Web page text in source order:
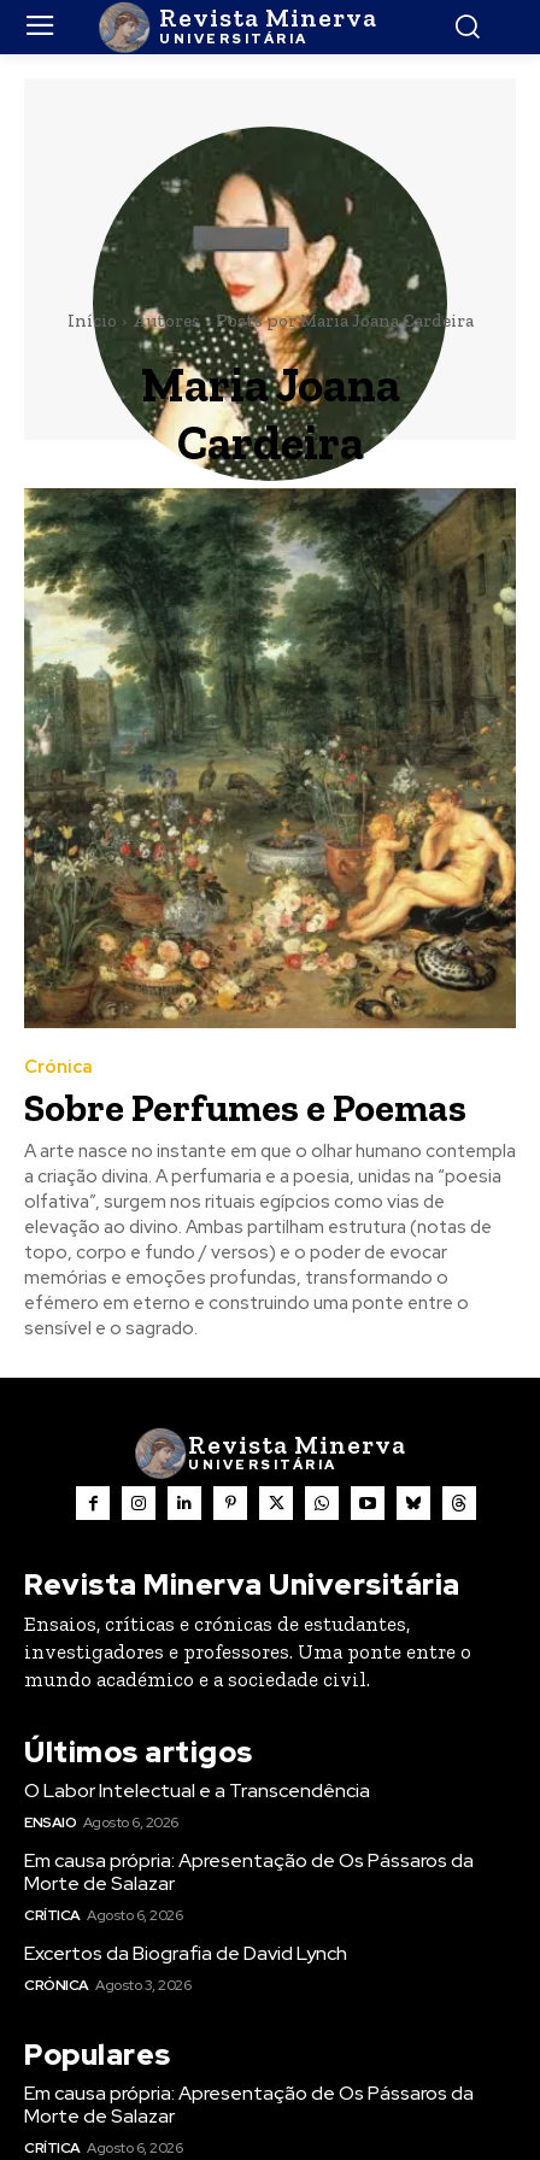
Registe-se na nossa lista de correio e receba mensalmente
no seu email os artigos do mês transacto, ilustrações e
novidades.Insira o seu endereço de email e clique para
subscrever:
Registe-se na nossa lista de correio e receba mensalmente
no seu email os artigos do mês transacto, ilustrações e
novidades.Insira o seu endereço de email e clique para
subscrever:
Revista Minerva
UNIVERSITÁRIA
Início Autores Posts por Maria Joana Cardeira
Maria Joana
Cardeira
Crónica
Sobre Perfumes e Poemas
A arte nasce no instante em que o olhar humano contempla
a criação divina. A perfumaria e a poesia, unidas na “poesia
olfativa”, surgem nos rituais egípcios como vias de
elevação ao divino. Ambas partilham estrutura (notas de
topo, corpo e fundo / versos) e o poder de evocar
memórias e emoções profundas, transformando o
efémero em eterno e construindo uma ponte entre o
sensível e o sagrado.
Revista Minerva
UNIVERSITÁRIA
Revista Minerva Universitária
Ensaios, críticas e crónicas de estudantes,
investigadores e professores. Uma ponte entre o
mundo académico e a sociedade civil.
Últimos artigos
O Labor Intelectual e a Transcendência
ENSAIO Agosto 6, 2026
Em causa própria: Apresentação de Os Pássaros da
Morte de Salazar
CRÍTICA Agosto 6, 2026
Excertos da Biografia de David Lynch
CRÓNICA Agosto 3, 2026
Populares
Em causa própria: Apresentação de Os Pássaros da
Morte de Salazar
CRÍTICA Agosto 6, 2026